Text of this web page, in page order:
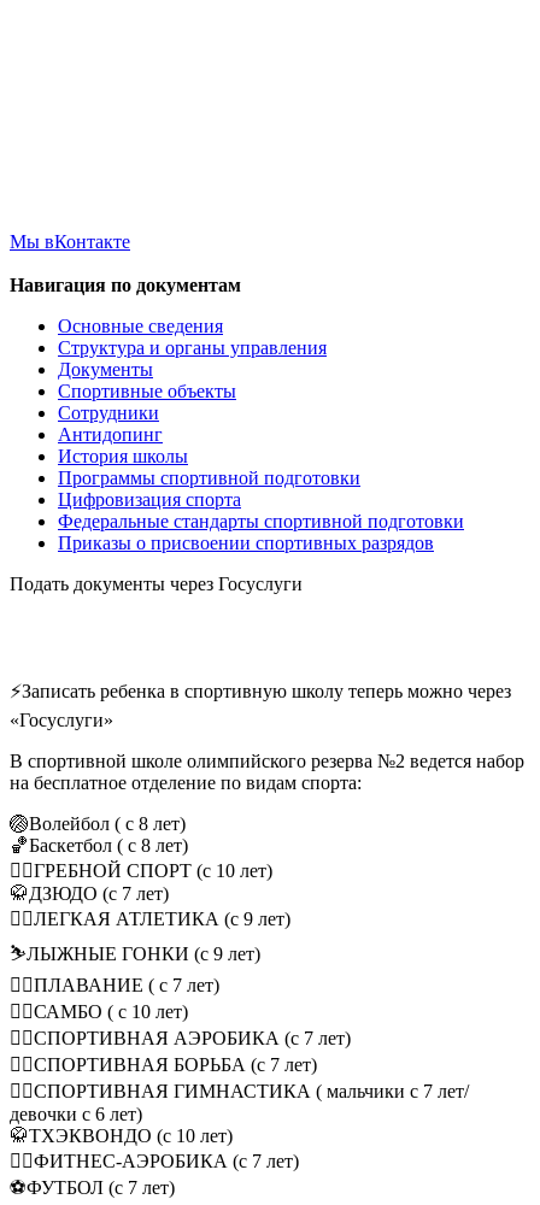
Мы вКонтакте
Навигация по документам
Основные сведения
Структура и органы управления
Документы
Спортивные объекты
Сотрудники
Антидопинг
История школы
Программы спортивной подготовки
Цифровизация спорта
Федеральные стандарты спортивной подготовки
Приказы о присвоении спортивных разрядов
Подать документы через Госуслуги
⚡Записать ребенка в спортивную школу теперь можно через
«Госуслуги»
В спортивной школе олимпийского резерва №2 ведется набор
на бесплатное отделение по видам спорта:
🏐Волейбол ( с 8 лет)
🏀Баскетбол ( с 8 лет)
🚣‍♂ГРЕБНОЙ СПОРТ (с 10 лет)
🥋ДЗЮДО (с 7 лет)
🏃‍♂ЛЕГКАЯ АТЛЕТИКА (с 9 лет)
⛷ЛЫЖНЫЕ ГОНКИ (с 9 лет)
🏊‍♀ПЛАВАНИЕ ( с 7 лет)
🤼‍♂САМБО ( с 10 лет)
🤸‍♂СПОРТИВНАЯ АЭРОБИКА (с 7 лет)
🤼‍♂СПОРТИВНАЯ БОРЬБА (с 7 лет)
🤸‍♂СПОРТИВНАЯ ГИМНАСТИКА ( мальчики с 7 лет/
девочки с 6 лет)
🥋ТХЭКВОНДО (с 10 лет)
👯‍♀ФИТНЕС-АЭРОБИКА (с 7 лет)
⚽ФУТБОЛ (с 7 лет)